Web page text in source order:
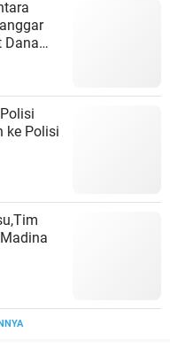
ke Polisi
Madina